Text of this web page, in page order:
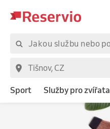
Sport Služby pro zvířata